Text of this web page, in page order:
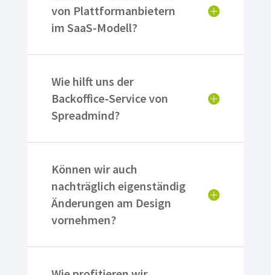
von Plattformanbietern
im SaaS-Modell?
Wie hilft uns der
Backoffice-Service von
Spreadmind?
Können wir auch
nachträglich eigenständig
Änderungen am Design
vornehmen?